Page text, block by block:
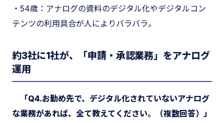
・54歳：アナログの資料のデジタル化やデジタルコン
テンツの利用具合が人によりバラバラ。
約3社に1社が、「申請・承認業務」をアナログ
運用
「Q4.お勤め先で、デジタル化されていないアナログ
な業務があれば、全て教えてください。（複数回答）」